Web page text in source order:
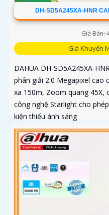
DH-SD5A245XA-HNR
Giá Bán:
Giá Khuyến
DAHUA DH-SD5A245XA-
phân giải 2.0 Megapixel cao
xa 150m, Zoom quang 45X,
công nghệ Starlight cho
kiện thiếu ánh sáng